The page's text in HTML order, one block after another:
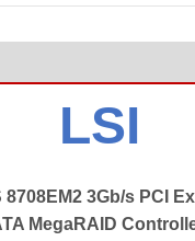
LSI
8708EM2 3Gb/s PCI
MegaRAID